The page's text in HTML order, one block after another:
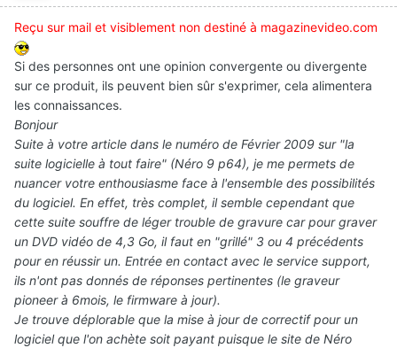
Reçu sur mail et visiblement non destiné à magazinevideo.com
Si des personnes ont une opinion convergente ou divergente
sur ce produit, ils peuvent bien sûr s'exprimer, cela alimentera
les connaissances.
Bonjour
Suite à votre article dans le numéro de Février 2009 sur "la
suite logicielle à tout faire" (Néro 9 p64), je me permets de
nuancer votre enthousiasme face à l'ensemble des possibilités
du logiciel. En effet, très complet, il semble cependant que
cette suite souffre de léger trouble de gravure car pour graver
un DVD vidéo de 4,3 Go, il faut en "grillé" 3 ou 4 précédents
pour en réussir un. Entrée en contact avec le service support,
ils n'ont pas donnés de réponses pertinentes (le graveur
pioneer à 6mois, le firmware à jour).
Je trouve déplorable que la mise à jour de correctif pour un
logiciel que l'on achète soit payant puisque le site de Néro